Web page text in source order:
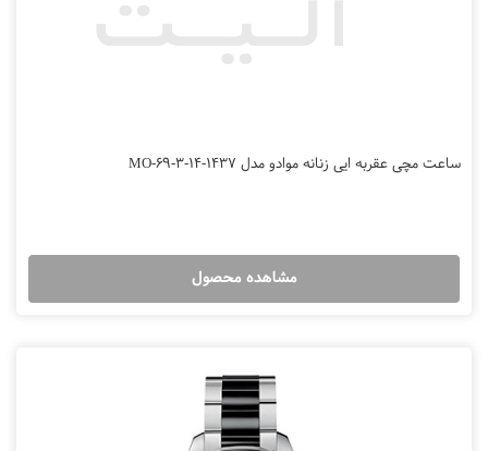
ساعت مچی عقربه ایی زنانه موادو مدل MO-69-3-14-1437
مشاهده محصول